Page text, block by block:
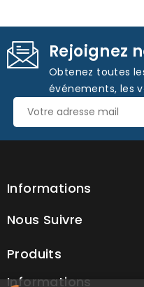
Rejoignez
Obtenez toutes
événements, les
Informations
Nous Suivre
Produits
Informations